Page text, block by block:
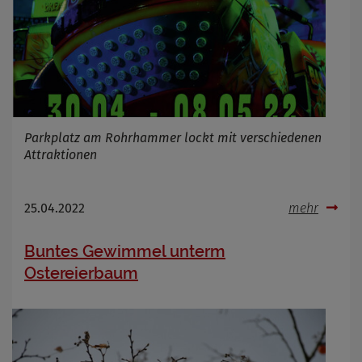
Parkplatz am Rohrhammer lockt mit verschiedenen
Attraktionen
25.04.2022 mehr
Buntes Gewimmel unterm
Ostereierbaum
Infos schließen